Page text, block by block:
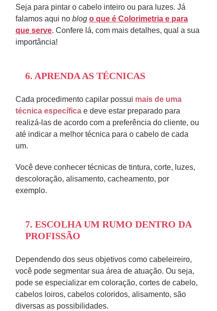
Seja para pintar o cabelo inteiro ou para luzes. Já
falamos aqui no blog o que é Colorimetria e para
que serve. Confere lá, com mais detalhes, qual a sua
importância!
6. APRENDA AS TÉCNICAS
Cada procedimento capilar possui mais de uma
técnica específica e deve estar preparado para
realizá-las de acordo com a preferência do cliente, ou
até indicar a melhor técnica para o cabelo de cada
um.
Você deve conhecer técnicas de tintura, corte, luzes,
descoloração, alisamento, cacheamento, por
exemplo.
7. ESCOLHA UM RUMO DENTRO DA
PROFISSÃO
Dependendo dos seus objetivos como cabeleireiro,
você pode segmentar sua área de atuação. Ou seja,
pode se especializar em coloração, cortes de cabelo,
cabelos loiros, cabelos coloridos, alisamento, são
diversas as possibilidades.